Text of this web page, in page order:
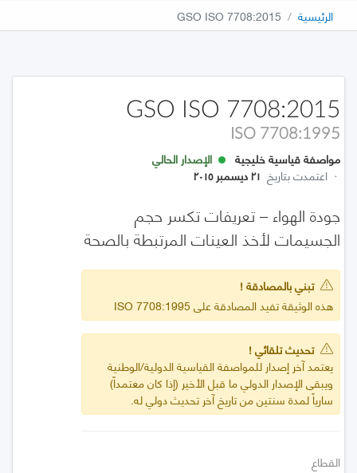
الرئيسية GSO ISO 7708:2015
GSO ISO 7708:2015
ISO 7708:1995
مواصفة قياسية خليجية
الإصدار الحالي
· اعتمدت بتاريخ ٢١ ديسمبر ٢٠١٥
جودة الهواء – تعريفات تكسر حجم
الجسيمات لأخذ العينات المرتبطة بالصحة
تبني بالمصادقة !
هذه الوثيقة تفيد المصادقة على ISO 7708:1995
تحديث تلقائي !
يعتمد آخر إصدار للمواصفة القياسية الدولية/الوطنية
ويبقى الإصدار الدولي ما قبل الأخير (إذا كان معتمداً)
سارياً لمدة سنتين من تاريخ آخر تحديث دولي له.
القطاع